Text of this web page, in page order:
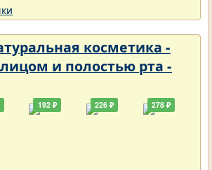
косметика -
и полостью рта -
192 ₽ 226 ₽ 278 ₽